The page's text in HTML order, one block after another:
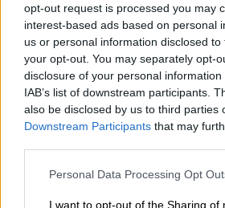
opt-out request is processed you may
interest-based ads based on personal
us or personal information disclosed
your opt-out. You may separately opt-
disclosure of your personal
IAB’s list of downstream participants.
also be disclosed by us to third parties
Downstream Participants that may
Please note that this website/app uses
not limited to your visit or usage
Personal Data Processing Opt
I want to opt-out of the Sharing of
«Merci Chef» - Η
γαστρονομίας
masterclasses και
Η γαλλική κουζίνα συναντά
δημιουργικότητα από την
Μαρτίου, σε έξι ημέρες